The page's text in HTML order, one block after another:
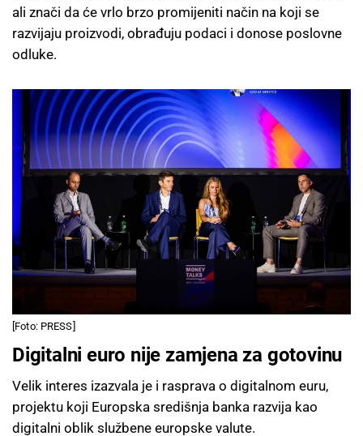
ali znači da će vrlo brzo promijeniti način na koji se
razvijaju proizvodi, obrađuju podaci i donose poslovne
odluke.
[Foto: PRESS]
Digitalni euro nije zamjena za gotovinu
Velik interes izazvala je i rasprava o digitalnom euru,
projektu koji Europska središnja banka razvija kao
digitalni oblik službene europske valute.